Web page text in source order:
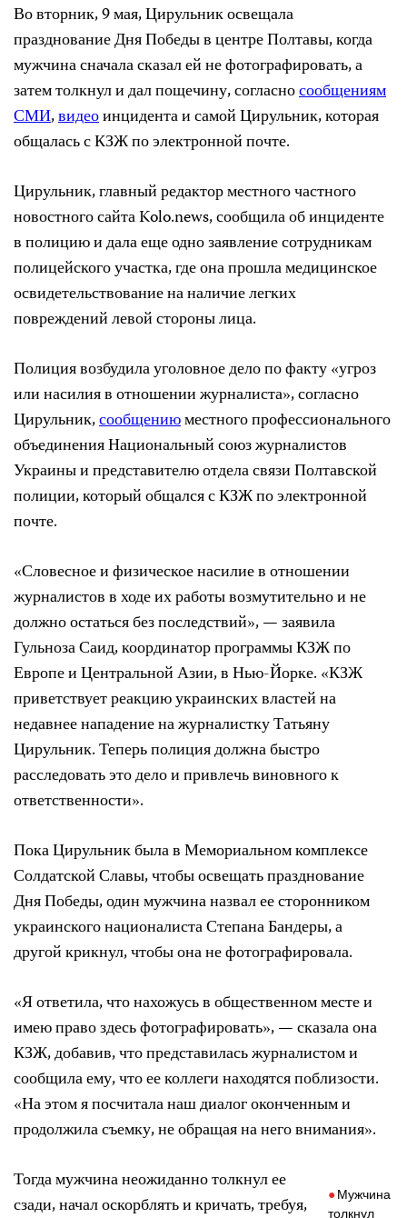
Во вторник, 9 мая, Цирульник освещала
празднование Дня Победы в центре Полтавы, когда
мужчина сначала сказал ей не фотографировать, а
затем толкнул и дал пощечину, согласносообщениям
СМИ,видеоинцидента и самой Цирульник, которая
общалась с КЗЖ по электронной почте.
Цирульник, главный редактор местного частного
новостного сайта Kolo.news, сообщила об инциденте
в полицию и дала еще одно заявление сотрудникам
полицейского участка, где она прошла медицинское
освидетельствование на наличие легких
повреждений левой стороны лица.
Полиция возбудила уголовное дело по факту «угроз
или насилия в отношении журналиста», согласно
Цирульник,сообщениюместного профессионального
объединения Национальный союз журналистов
Украины и представителю отдела связи Полтавской
полиции, который общался с КЗЖ по электронной
почте.
«Словесное и физическое насилие в отношении
журналистов в ходе их работы возмутительно и не
должно остаться без последствий», — заявила
Гульноза Саид, координатор программы КЗЖ по
Европе и Центральной Азии, в Нью-Йорке. «КЗЖ
приветствует реакцию украинских властей на
недавнее нападение на журналистку Татьяну
Цирульник. Теперь полиция должна быстро
расследовать это дело и привлечь виновного к
ответственности».
Пока Цирульник была в Мемориальном комплексе
Солдатской Славы, чтобы освещать празднование
Дня Победы, один мужчина назвал ее сторонником
украинского националиста Степана Бандеры, а
другой крикнул, чтобы она не фотографировала.
«Я ответила, что нахожусь в общественном месте и
имею право здесь фотографировать», — сказала она
КЗЖ, добавив, что представилась журналистом и
сообщила ему, что ее коллеги находятся поблизости.
«На этом я посчитала наш диалог оконченным и
продолжила съемку, не обращая на него внимания».
Мужчина
толкнул
Тогда мужчина неожиданно толкнул ее
сзади, начал оскорблять и кричать, требуя,